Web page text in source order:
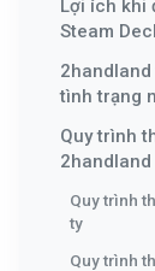
Lợi ích khi
Steam
tình trạng
Quy trình
2handland
Quy trình
ty
Quy trình